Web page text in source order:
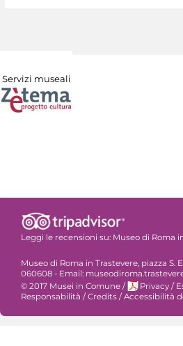
Servizi museali
Leggi le recensioni su: Museo di Roma
Museo di Roma in Trastevere, piazza S.
060608 - Email:
© 2017 Musei in Comune / Privacy /
Responsabilità / Credits / Accessibilità